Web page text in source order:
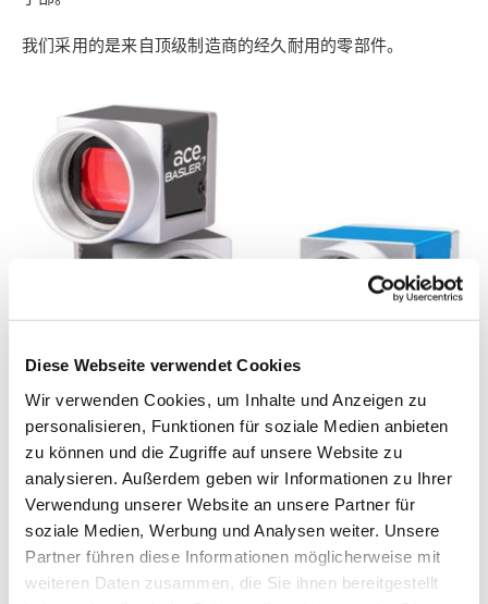
Diese Webseite verwendet Cookies
Wir verwenden Cookies, um Inhalte und Anzeigen zu
personalisieren, Funktionen für soziale Medien anbieten
zu können und die Zugriffe auf unsere Website zu
analysieren. Außerdem geben wir Informationen zu Ihrer
Verwendung unserer Website an unsere Partner für
soziale Medien, Werbung und Analysen weiter. Unsere
Partner führen diese Informationen möglicherweise mit
weiteren Daten zusammen, die Sie ihnen bereitgestellt
我们采用的是来自顶级制造商的经久耐用的零部件。
智能摄像头能直接在内部或在一个单独的PC上实现评估。根
据应用场景，我们能为您设计出最佳方案。